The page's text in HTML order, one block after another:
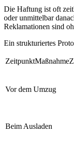
Die Haftung ist oft
oder unmittelbar
Reklamationen sind
Ein strukturiertes
Vor dem Umzug
Beim Ausladen